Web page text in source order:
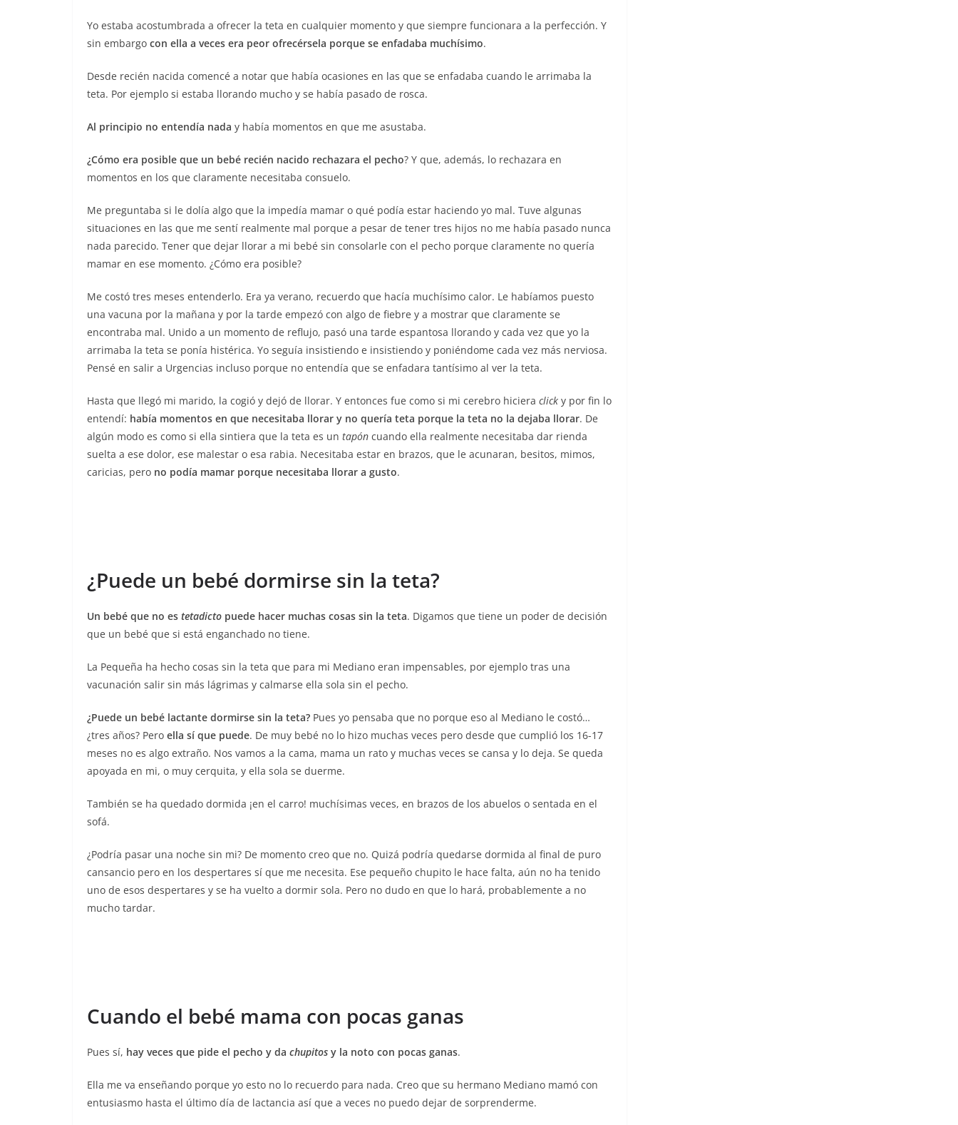
Yo estaba acostumbrada a ofrecer la teta en cualquier momento y que siempre funcionara a la perfección. Y
sin embargo con ella a veces era peor ofrecérsela porque se enfadaba muchísimo.
Desde recién nacida comencé a notar que había ocasiones en las que se enfadaba cuando le arrimaba la
teta. Por ejemplo si estaba llorando mucho y se había pasado de rosca.
Al principio no entendía nada y había momentos en que me asustaba.
¿Cómo era posible que un bebé recién nacido rechazara el pecho? Y que, además, lo rechazara en
momentos en los que claramente necesitaba consuelo.
Me preguntaba si le dolía algo que la impedía mamar o qué podía estar haciendo yo mal. Tuve algunas
situaciones en las que me sentí realmente mal porque a pesar de tener tres hijos no me había pasado nunca
nada parecido. Tener que dejar llorar a mi bebé sin consolarle con el pecho porque claramente no quería
mamar en ese momento. ¿Cómo era posible?
Me costó tres meses entenderlo. Era ya verano, recuerdo que hacía muchísimo calor. Le habíamos puesto
una vacuna por la mañana y por la tarde empezó con algo de fiebre y a mostrar que claramente se
encontraba mal. Unido a un momento de reflujo, pasó una tarde espantosa llorando y cada vez que yo la
arrimaba la teta se ponía histérica. Yo seguía insistiendo e insistiendo y poniéndome cada vez más nerviosa.
Pensé en salir a Urgencias incluso porque no entendía que se enfadara tantísimo al ver la teta.
Hasta que llegó mi marido, la cogió y dejó de llorar. Y entonces fue como si mi cerebro hiciera click y por fin lo
entendí: había momentos en que necesitaba llorar y no quería teta porque la teta no la dejaba llorar. De
algún modo es como si ella sintiera que la teta es un tapón cuando ella realmente necesitaba dar rienda
suelta a ese dolor, ese malestar o esa rabia. Necesitaba estar en brazos, que le acunaran, besitos, mimos,
caricias, pero no podía mamar porque necesitaba llorar a gusto.
¿Puede un bebé dormirse sin la teta?
Un bebé que no es tetadicto puede hacer muchas cosas sin la teta. Digamos que tiene un poder de decisión
que un bebé que si está enganchado no tiene.
La Pequeña ha hecho cosas sin la teta que para mi Mediano eran impensables, por ejemplo tras una
vacunación salir sin más lágrimas y calmarse ella sola sin el pecho.
¿Puede un bebé lactante dormirse sin la teta? Pues yo pensaba que no porque eso al Mediano le costó…
¿tres años? Pero ella sí que puede. De muy bebé no lo hizo muchas veces pero desde que cumplió los 16-17
meses no es algo extraño. Nos vamos a la cama, mama un rato y muchas veces se cansa y lo deja. Se queda
apoyada en mi, o muy cerquita, y ella sola se duerme.
También se ha quedado dormida ¡en el carro! muchísimas veces, en brazos de los abuelos o sentada en el
sofá.
¿Podría pasar una noche sin mi? De momento creo que no. Quizá podría quedarse dormida al final de puro
cansancio pero en los despertares sí que me necesita. Ese pequeño chupito le hace falta, aún no ha tenido
uno de esos despertares y se ha vuelto a dormir sola. Pero no dudo en que lo hará, probablemente a no
mucho tardar.
Cuando el bebé mama con pocas ganas
Pues sí, hay veces que pide el pecho y da chupitos y la noto con pocas ganas.
Ella me va enseñando porque yo esto no lo recuerdo para nada. Creo que su hermano Mediano mamó con
entusiasmo hasta el último día de lactancia así que a veces no puedo dejar de sorprenderme.